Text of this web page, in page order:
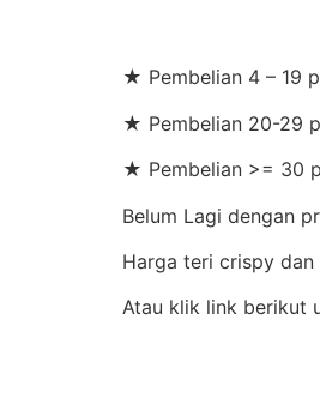
★ Pembelian 4 – 19
★ Pembelian 20-29
★ Pembelian >= 30
Belum Lagi dengan
Harga teri crispy
Atau klik link berikut